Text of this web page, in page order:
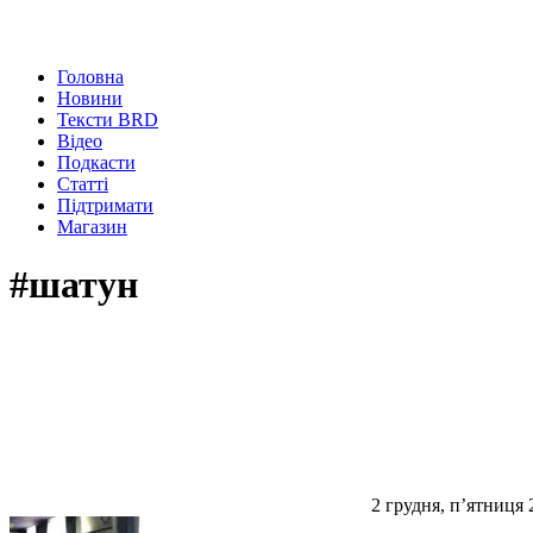
Головна
Новини
Тексти BRD
Відео
Подкасти
Статті
Підтримати
Магазин
#шатун
2 грудня, п’ятниця